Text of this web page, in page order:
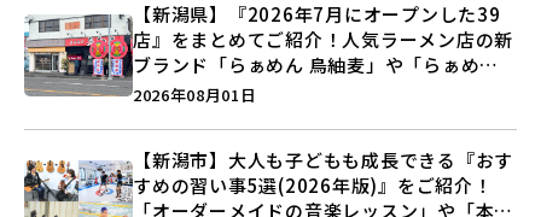
【新潟県】『2026年7月にオープンした39
店』をまとめてご紹介！人気ラーメン店の新
ブランド「らぁめん 鳥紬麦」や「らぁめん
しょうがの空」など盛りだくさん♪
2026年08月01日
【新潟市】大人も子どもも成長できる『おす
すめの習い事5選(2026年版)』をご紹介！
「オーダーメイドの音楽レッスン」や「本格